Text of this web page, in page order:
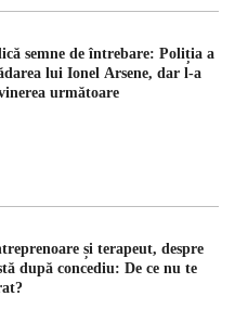
semne de întrebare: Poliția a
lui Ionel Arsene, dar l-a
următoare
și terapeut, despre
după concediu: De ce nu te